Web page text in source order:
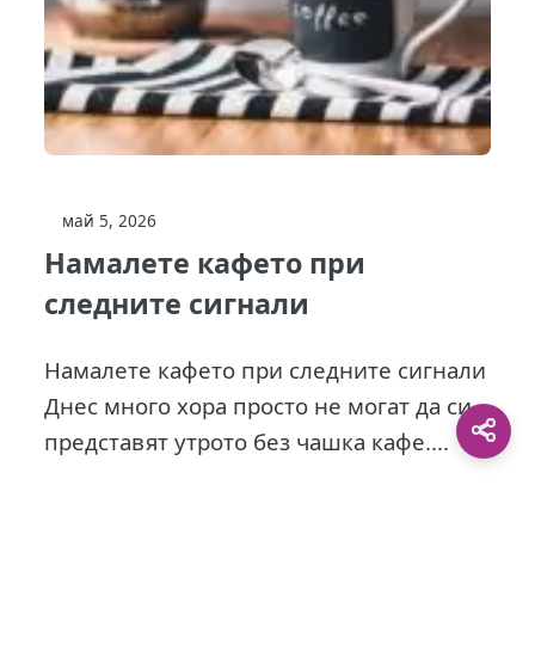
май 5, 2026
Намалете кафето при
следните сигнали
Намалете кафето при следните сигнали
Днес много хора просто не могат да си
представят утрото без чашка кафе....